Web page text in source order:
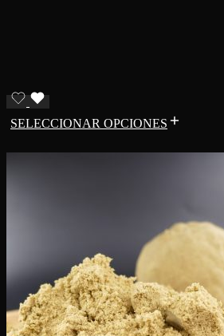
SELECCIONAR OPCIONES